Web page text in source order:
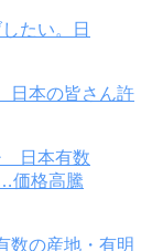
日本の皆さん許
数の産地・有明